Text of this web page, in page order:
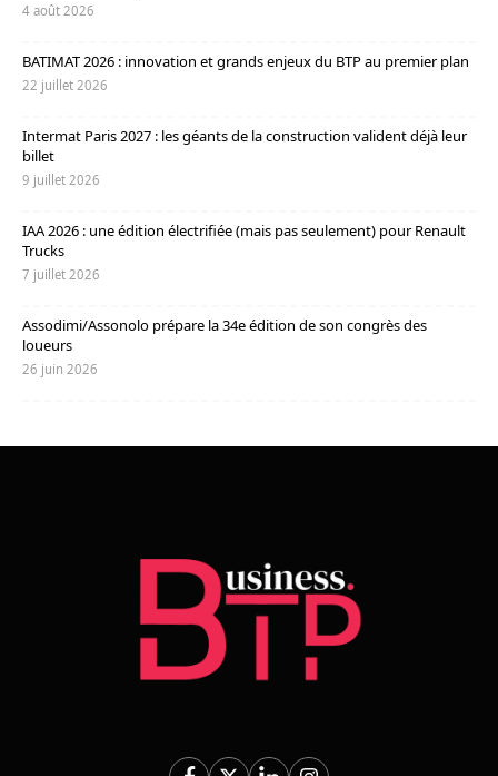
4 août 2026
BATIMAT 2026 : innovation et grands enjeux du BTP au premier plan
22 juillet 2026
Intermat Paris 2027 : les géants de la construction valident déjà leur
billet
9 juillet 2026
IAA 2026 : une édition électrifiée (mais pas seulement) pour Renault
Trucks
7 juillet 2026
Assodimi/Assonolo prépare la 34e édition de son congrès des
loueurs
26 juin 2026